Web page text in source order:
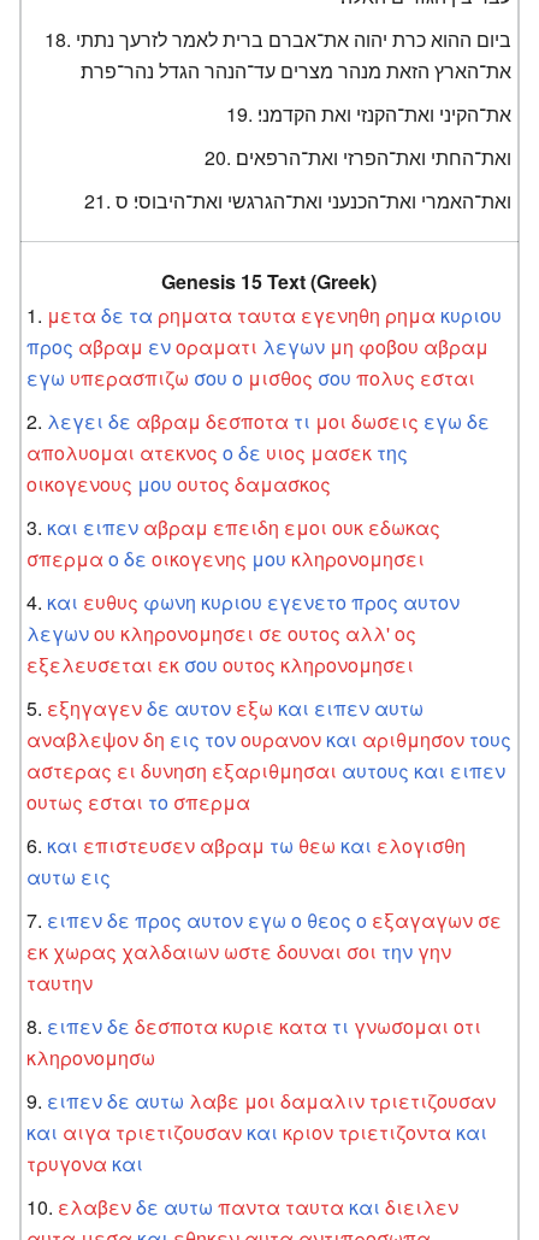
ביום ההוא כרת יהוה את־אברם ברית לאמר לזרעך נתתי
את־הארץ הזאת מנהר מצרים עד־הנהר הגדל נהר־פרת׃
את־הקיני ואת־הקנזי ואת הקדמני׃
ואת־החתי ואת־הפרזי ואת־הרפאים׃
ואת־האמרי ואת־הכנעני ואת־הגרגשי ואת־היבוסי׃ ס
Genesis 15 Text (Greek)
μετα δε τα ρηματα ταυτα εγενηθη ρημα κυριου
προς αβραμ ενοραματι λεγων μη φοβου αβραμ
εγω υπερασπιζω σου ο μισθος σου πολυς εσται
λεγει δε αβραμ δεσποτα τι μοι δωσεις εγω δε
απολυομαι ατεκνος οδε υιος μασεκ της
οικογενους μου ουτος δαμασκος
και ειπεν αβραμ επειδη εμοι ουκ εδωκας
σπερμα οδε οικογενης μου κληρονομησει
και ευθυς φωνη κυριου εγενετοπρος αυτον
λεγωνου κληρονομησει σε ουτος αλλ'ος
εξελευσεται εκ σου ουτος κληρονομησει
εξηγαγενδε αυτον εξω και ειπεν αυτω
αναβλεψονδη εις τονουρανον και αριθμησον τους
αστερας ει δυνηση εξαριθμησαι αυτους και ειπεν
ουτως εσται το σπερμα
και επιστευσεν αβραμ τω θεω και ελογισθη
αυτω εις
ειπενδε προς αυτον εγω ο θεος ο εξαγαγων σε
εκ χωρας χαλδαιων ωστε δουναι σοι την γην
ταυτην
ειπενδε δεσποτα κυριε κατα τι γνωσομαι οτι
κληρονομησω
ειπενδε αυτω λαβε μοι δαμαλιν τριετιζουσαν
και αιγα τριετιζουσαν και κριον τριετιζοντα και
τρυγονα και
ελαβενδε αυτω παντα ταυτα και διειλεν